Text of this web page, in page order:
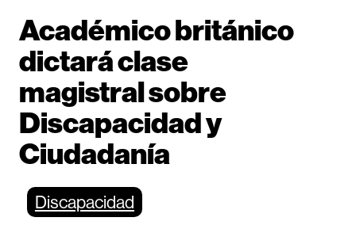
Académico británico
dictará clase
magistral sobre
Discapacidad y
Ciudadanía
Discapacidad